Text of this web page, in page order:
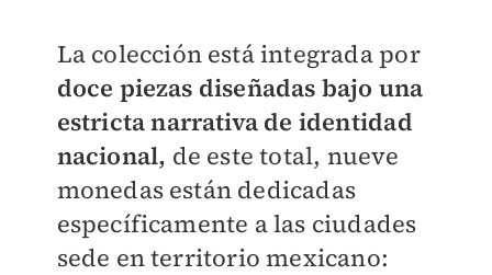
La colección está integrada por
doce piezas diseñadas bajo una
estricta narrativa de identidad
nacional, de este total, nueve
monedas están dedicadas
específicamente a las ciudades
sede en territorio mexicano: